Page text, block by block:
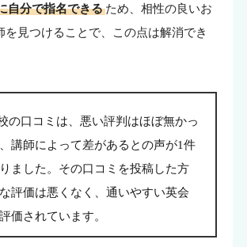
自分で指名できるため、相性の良いお
を見つけることで、この点は解消でき
の口コミは、悪い評判はほぼ無かっ
講師によって差があるとの声が1件
ました。その口コミを投稿した方
評価は悪くなく、通いやすい英会
価されています。